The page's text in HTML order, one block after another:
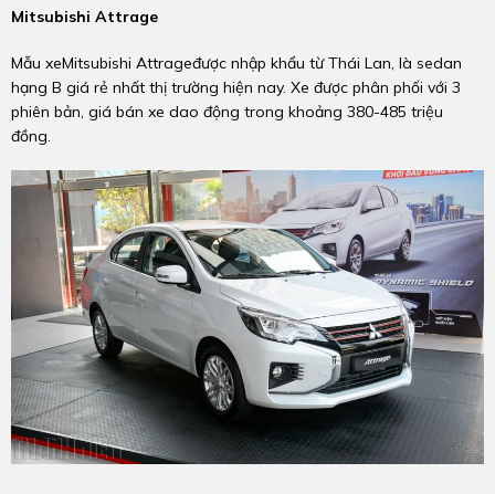
Mitsubishi Attrage
Mẫu xeMitsubishi Attrageđược nhập khẩu từ Thái Lan, là sedan
hạng B giá rẻ nhất thị trường hiện nay. Xe được phân phối với 3
phiên bản, giá bán xe dao động trong khoảng 380-485 triệu
đồng.